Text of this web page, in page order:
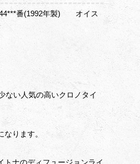
番(1992年製) オイス
ない人気の高いクロノタイ
ります。